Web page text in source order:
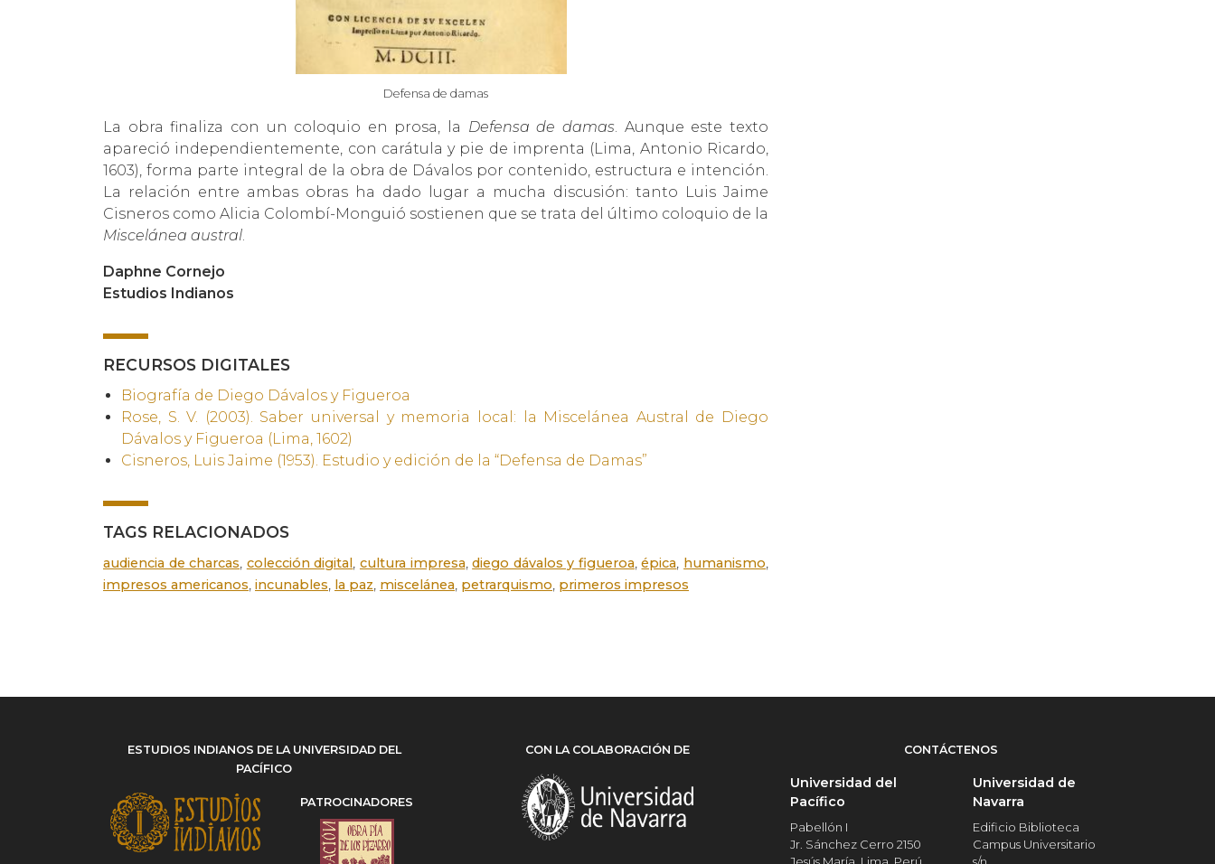
Defensa de damas
La obra finaliza con un coloquio en prosa, la Defensa de damas. Aunque este texto
apareció independientemente, con carátula y pie de imprenta (Lima, Antonio Ricardo,
1603), forma parte integral de la obra de Dávalos por contenido, estructura e intención.
La relación entre ambas obras ha dado lugar a mucha discusión: tanto Luis Jaime
Cisneros como Alicia Colombí-Monguió sostienen que se trata del último coloquio de la
Miscelánea austral.
Daphne Cornejo
Estudios Indianos
RECURSOS DIGITALES
Biografía de Diego Dávalos y Figueroa
Rose, S. V. (2003). Saber universal y memoria local: la Miscelánea Austral de Diego
Dávalos y Figueroa (Lima, 1602)
Cisneros, Luis Jaime (1953). Estudio y edición de la “Defensa de Damas”
TAGS RELACIONADOS
audiencia de charcas, colección digital, cultura impresa,diego dávalos y figueroa,épica, humanismo,
impresos americanos, incunables, la paz, miscelánea, petrarquismo, primeros impresos
ESTUDIOS INDIANOS DE LA UNIVERSIDAD DEL
PACÍFICO
PATROCINADORES
CON LA COLABORACIÓN DE CONTÁCTENOS
Universidad del
Pacífico
Pabellón I
Jr. Sánchez Cerro 2150
Universidad de
Navarra
Edificio Biblioteca
Campus Universitario